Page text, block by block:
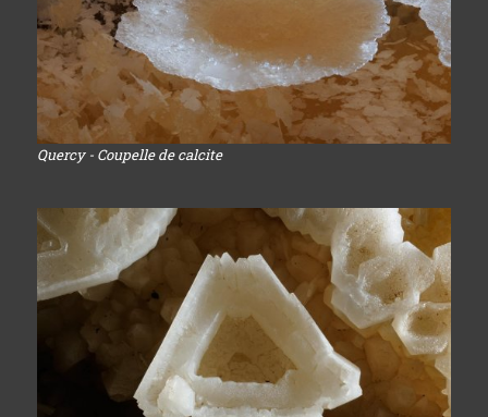
Quercy - Coupelle de calcite